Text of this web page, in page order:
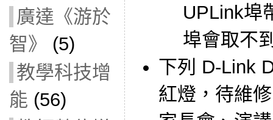
廣達《游於
智》
(5)
教學科技增
能 (56)
UPLink埠
埠會取不
下列 D-Link
紅燈，待維